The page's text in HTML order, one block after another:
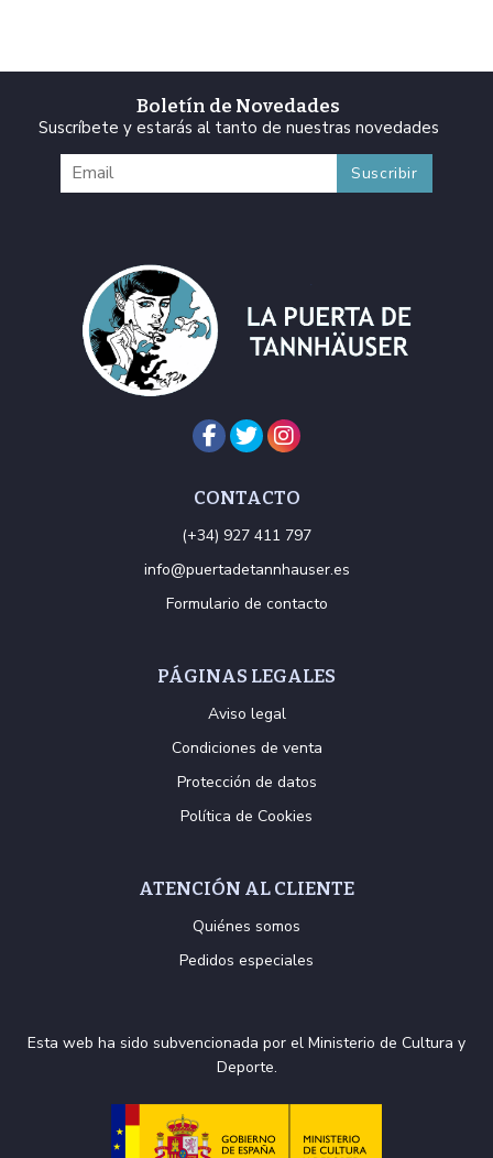
Boletín de Novedades
Suscríbete y estarás al tanto de nuestras novedades
CONTACTO
(+34) 927 411 797
info@puertadetannhauser.es
Formulario de contacto
PÁGINAS LEGALES
Aviso legal
Condiciones de venta
Protección de datos
Política de Cookies
ATENCIÓN AL CLIENTE
Quiénes somos
Pedidos especiales
Esta web ha sido subvencionada por el Ministerio de Cultura y
Deporte.